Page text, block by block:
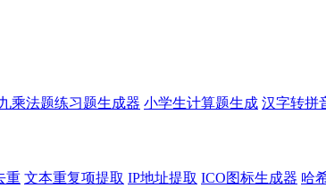
乘法题练习题生成器 小学生计算题生成 汉字转拼
重 文本重复项提取 IP地址提取 ICO图标生成器 哈